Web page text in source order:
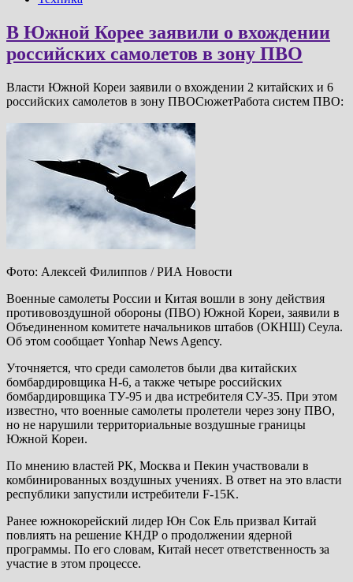
В Южной Корее заявили о вхождении
российских самолетов в зону ПВО
Власти Южной Кореи заявили о вхождении 2 китайских и 6
российских самолетов в зону ПВОСюжетРабота систем ПВО:
Фото: Алексей Филиппов / РИА Новости
Военные самолеты России и Китая вошли в зону действия
противовоздушной обороны (ПВО) Южной Кореи, заявили в
Объединенном комитете начальников штабов (ОКНШ) Сеула.
Об этом сообщает Yonhap News Agency.
Уточняется, что среди самолетов были два китайских
бомбардировщика H-6, а также четыре российских
бомбардировщика ТУ-95 и два истребителя СУ-35. При этом
известно, что военные самолеты пролетели через зону ПВО,
но не нарушили территориальные воздушные границы
Южной Кореи.
По мнению властей РК, Москва и Пекин участвовали в
комбинированных воздушных учениях. В ответ на это власти
республики запустили истребители F-15K.
Ранее южнокорейский лидер Юн Сок Ель призвал Китай
повлиять на решение КНДР о продолжении ядерной
программы. По его словам, Китай несет ответственность за
участие в этом процессе.